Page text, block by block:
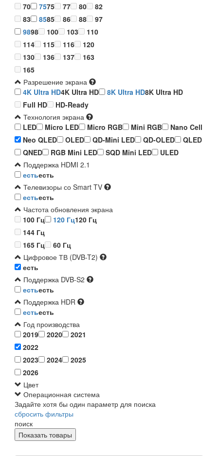
70
7575 77 80
82
83
8585 86 88
97
9898 100 103
110
114
115 116
120
130
136 137
163
165
Разрешение экрана
4K Ultra HD4K Ultra HD 8K Ultra HD8K Ultra HD
Full HD
HD-Ready
Технология экрана
LED
Micro LED Micro RGB Mini RGB
Nano Cell
Neo QLED
OLED QD-Mini LED QD-OLED
QLED
QNED
RGB Mini LED SQD Mini LED
ULED
Поддержка HDMI 2.1
естьесть
Телевизоры со Smart TV
естьесть
Частота обновления экрана
100 Гц
120 Гц120 Гц
144 Гц
165 Гц
60 Гц
Цифровое ТВ (DVB-T2)
есть
Поддержка DVB-S2
естьесть
Поддержка HDR
естьесть
Год производства
2019
2020
2021
2022
2023
2024
2025
2026
Цвет
Операционная система
Задайте хотя бы один параметр для поиска
сбросить фильтры
поиск